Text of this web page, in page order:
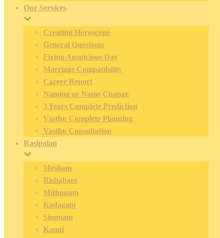
Our Services
Creating Horoscope
General Questions
Fixing Auspicious Day
Marriage Compatibility
Career Report
Naming or Name Change
3 Years Complete Prediction
Vasthu Complete Planning
Vasthu Consultation
Rasipalan
Mesham
Rishabam
Mithunam
Kadagam
Simmam
Kanni